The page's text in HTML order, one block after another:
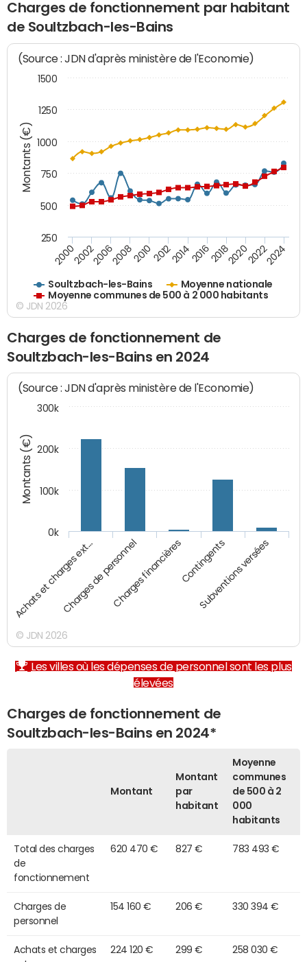
Charges de fonctionnement par habitant
de Soultzbach-les-Bains
Montants (€)
(Source : JDN d'après ministère de l'Economie)
Soultzbach-les-Bains
Moyenne nationale
Moyenne communes de 500 à 2 000 habitants
200020022006200820102012201420162018202020222024
250
500
750
1000
1250
1500
© JDN 2026
Charges de fonctionnement de
Soultzbach-les-Bains en 2024
Montants (€)
(Source : JDN d'après ministère de l'Economie)
Achats et charges ext…Charges de personnelCharges financièresContingents
Subventions versées
0k
100k
200k
300k
© JDN 2026
Les villes où les dépenses de personnel sont les plus
élevées
Charges de fonctionnement de
Soultzbach-les-Bains en 2024*
Montant
Montant
par
habitant
Moyenne
communes
de 500 à 2
000
habitants
Total des charges
de
fonctionnement
620 470 € 827 € 783 493 €
Charges de
personnel
154 160 € 206 € 330 394 €
Achats et charges
224 120 € 299 € 258 030 €